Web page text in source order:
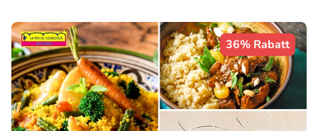
36% Rabatt